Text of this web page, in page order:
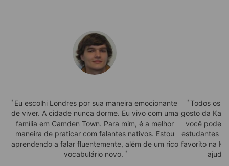
Eu escolhi Londres por sua maneira emocionante
de viver. A cidade nunca dorme. Eu vivo com uma
família em Camden Town. Para mim, é a melhor
maneira de praticar com falantes nativos. Estou
aprendendo a falar fluentemente, além de um rico
vocabulário novo.
Todos os
gosto da
você pode
estudantes
favorito na